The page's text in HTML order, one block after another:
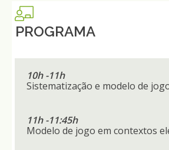
PROGRAMA
10h -11h
Sistematização e modelo de
11h -11:45h
Modelo de jogo em contextos